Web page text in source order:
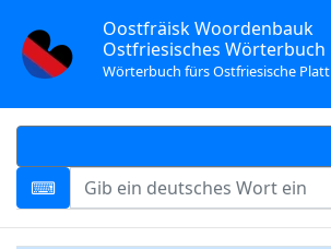
Oostfräisk Woordenbauk
Ostfriesisches Wörterbuch
Wörterbuch fürs Ostfriesische Platt